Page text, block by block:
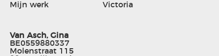
Mijn werk
Victoria
Van Asch, Gina
BE0559880337
Molenstraat 115